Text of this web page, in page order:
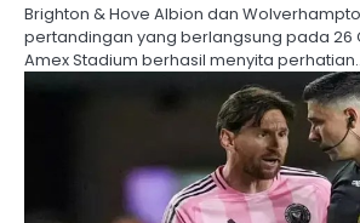
Brighton & Hove Albion dan
pertandingan yang berlangsung pada 26
Amex Stadium berhasil menyita